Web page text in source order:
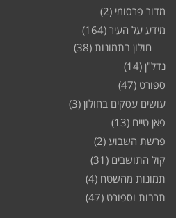
מדור פרסומי (2)
מידע על העיר (164)
חולון בתמונות (38)
נדל"ן (14)
ספורט (47)
עושים עסקים בחולון (3)
פאן טיים (13)
פרשת השבוע (2)
קול התושבים (31)
תמונות מהשטח (4)
תרבות וספורט (47)